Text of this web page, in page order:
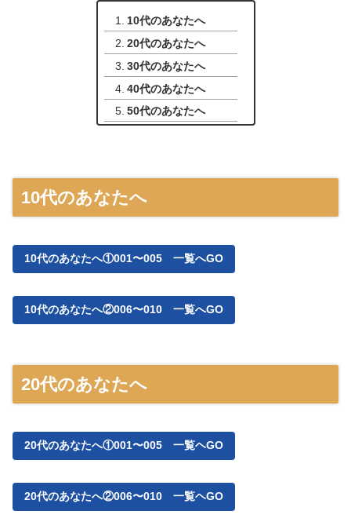
10代のあなたへ
20代のあなたへ
30代のあなたへ
40代のあなたへ
50代のあなたへ
10代のあなたへ
10代のあなたへ①001〜005 一覧へGO
10代のあなたへ②006〜010 一覧へGO
20代のあなたへ
20代のあなたへ①001〜005 一覧ヘGO
20代のあなたへ②006〜010 一覧ヘGO